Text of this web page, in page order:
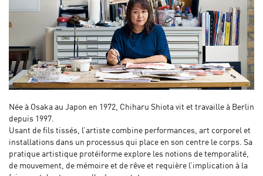
Née à Osaka au Japon en 1972, Chiharu Shiota vit et travaille à Berlin
depuis 1997.
Usant de fils tissés, l’artiste combine performances, art corporel et
installations dans un processus qui place en son centre le corps. Sa
pratique artistique protéiforme explore les notions de temporalité,
de mouvement, de mémoire et de rêve et requière l’implication à la